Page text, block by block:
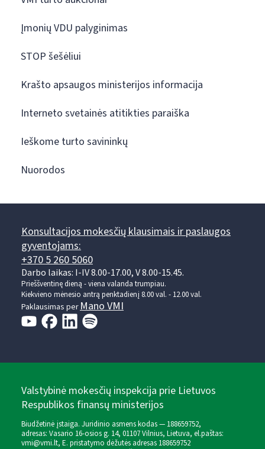
Įmonių VDU palyginimas
STOP šešėliui
Krašto apsaugos ministerijos informacija
Interneto svetainės atitikties paraiška
Ieškome turto savininkų
Nuorodos
Konsultacijos mokesčių klausimais ir paslaugos
gyventojams:
+370 5 260 5060
Darbo laikas: I-IV 8.00-17.00, V 8.00-15.45.
Prieššventinę dieną - viena valanda trumpiau.
Kiekvieno mėnesio antrą penktadienį 8.00 val. - 12.00 val.
Paklausimas per Mano VMI
Valstybinė mokesčių inspekcija prie Lietuvos
Respublikos finansų ministerijos
Biudžetinė įstaiga. Juridinio asmens kodas — 188659752,
adresas: Vasario 16-osios g. 14, 01107 Vilnius, Lietuva, el.paštas:
vmi@vmi.lt, E. pristatymo dėžutės adresas 188659752